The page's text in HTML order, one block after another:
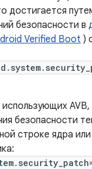
достигается
безопасности в
Verified Boot )
безопасности
строке ядра